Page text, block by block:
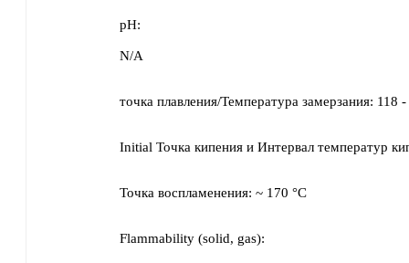
pH:
N/A
точка плавления/Температура замерзания: 118
Initial Точка кипения и Интервал температур
Точка воспламенения: ~ 170 °C
Flammability (solid, gas):